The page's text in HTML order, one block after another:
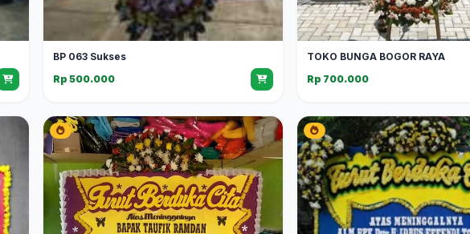
BP 063 Sukses
Rp 500.000
TOKO BUNGA BOGOR RAYA
Rp 700.000